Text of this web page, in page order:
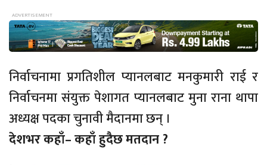
निर्वाचनामा प्रगतिशील प्यानलबाट मनकुमारी राई र
निर्वाचनमा संयुक्त पेशागत प्यानलबाट मुना राना थापा
अध्यक्ष पदका चुनावी मैदानमा छन् ।
देशभर कहाँ– कहाँ हुदैछ मतदान ?